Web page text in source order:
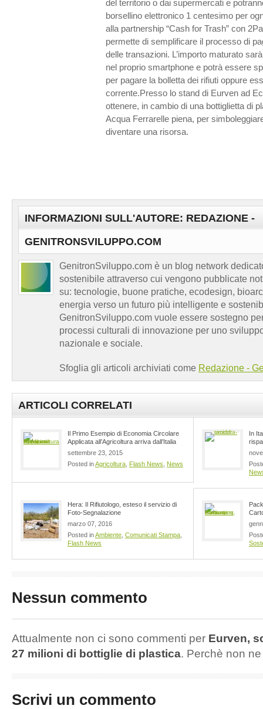
del territorio o dai supermercati e
borsellino elettronico 1 centesimo per
alla partnership “Cash for Trash” con
permette di semplificare il processo di
delle transazioni. L’importo maturato
nel proprio smartphone e potrà essere
per pagare la bolletta dei rifiuti oppure
corrente.Presso lo stand di Eurven ad
ottenere, in cambio di una bottiglietta di
Acqua Ferrarelle piena, per
diventare una risorsa.
INFORMAZIONI SULL'AUTORE: REDAZIONE -
GENITRONSVILUPPO.COM
GenitronSviluppo.com è un blog network
sostenibile attraverso cui vengono pubblicate
su: tecnologie, buone pratiche, ecodesign,
energia verso un futuro più intelligente e
GenitronSviluppo.com vuole essere sostegno
processi culturali di innovazione per uno
nazionale e sociale.
Sfoglia gli articoli archiviati come Redazione -
ARTICOLI CORRELATI
Il Primo Esempio di Economia Circolare
Applicata all’Agricoltura arriva dall’Italia
settembre 23, 2015
Posted inAgricoltura Flash News News
In
Hera: Il Rifiutologo, esteso il servizio di
Foto-Segnalazione
marzo 07, 2016
Posted inAmbiente Comunicati Stampa
Flash News
Nessun commento
Attualmente non ci sono commenti per Eurven,
27 milioni di bottiglie di plastica. Perchè non
Scrivi un commento